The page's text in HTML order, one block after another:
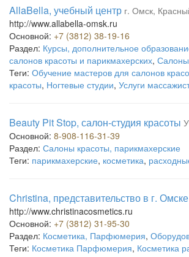
AllaBella, учебный центр г. Омск,
http://www.allabella-omsk.ru
Основной: +7 (3812) 38-19-16
Раздел: Курсы, дополнительное
салонов красоты и парикмахерских, Салоны
Теги: Обучение мастеров для салонов
красоты, Ногтевые студии, Услуги
Beauty Pit Stop, салон-студия красоты
Основной: 8-908-116-31-39
Раздел: Салоны красоты, парикмахерские
Теги: парикмахерские, косметика,
Christina, представительство в г. Омске
http://www.christinacosmetics.ru
Основной: +7 (3812) 31-95-30
Раздел: Косметика, Парфюмерия,
Теги: Косметика Парфюмерия, Косметика